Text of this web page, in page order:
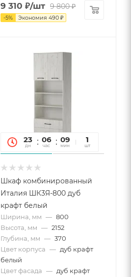
9 310 ₽/шт 9 800₽
-5% Экономия490 ₽
23
дн
06
час
09
мин
10
сек
1
шт
Шкаф комбинированный
Италия ШК3Я-800 дуб
крафт белый
Ширина, мм — 800
Высота, мм — 2152
Глубина, мм — 370
Цвет корпуса — дуб крафт
белый
Цвет фасада — дуб крафт